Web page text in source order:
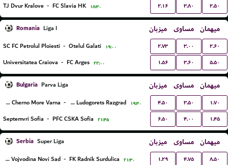
TJ Dvur Kralove - FC Slavia HK ۱۸:۳۰ ۲.۱۶ ۳.۸۰ ۲.۵۰
Romania Liga I میزبان مساوی میهمان
SC FC Petrolul Ploiesti - Otelul Galati ۱۹:۰۰ ۲.۷۳ ۳.۰۰ ۲.۶۰
Universitatea Craiova - FC Arges ۲۲:۰۰ ۱.۵۶ ۳.۶۰ ۵.۵۰
Bulgaria Parva Liga میزبان مساوی میهمان
PFC Cherno More Varna - PFC Ludogorets Razgrad ۱۹:۳۰ ۴.۵۰ ۳.۵۰ ۱.۷۰
Septemvri Sofia - PFC CSKA Sofia ۲۱:۴۵ ۶.۵۰ ۴.۰۰ ۱.۴۵
Serbia Super Liga میزبان مساوی میهمان
FK Vojvodina Novi Sad - FK Radnik Surdulica ۲۱:۳۰ ۱.۲۹ ۴.۷۵ ۸.۵۰